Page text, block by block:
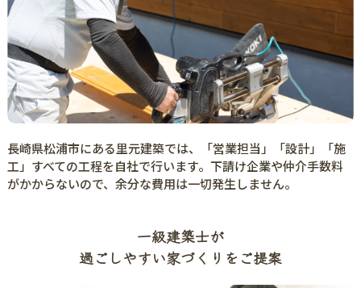
長崎県松浦市にある里元建築では、「営業担当」「設計」「施
工」すべての工程を自社で行います。下請け企業や仲介手数料
がかからないので、余分な費用は一切発生しません。
一級建築士が
過ごしやすい家づくりをご提案